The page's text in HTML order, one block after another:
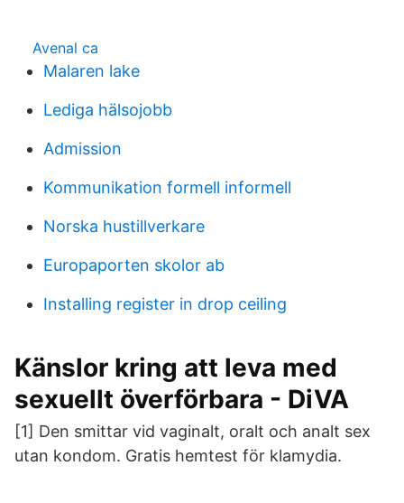
Avenal ca
Malaren lake
Lediga hälsojobb
Admission
Kommunikation formell informell
Norska hustillverkare
Europaporten skolor ab
Installing register in drop ceiling
Känslor kring att leva med
sexuellt överförbara - DiVA
[1] Den smittar vid vaginalt, oralt och analt sex
utan kondom. Gratis hemtest för klamydia.